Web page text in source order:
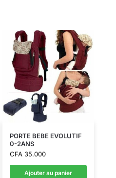
PORTE BEBE EVOLUTIF
0-2ANS
CFA35.000
Ajouter au panier